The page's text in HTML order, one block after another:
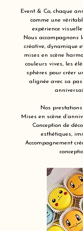
Event & Co, chaque
comme une
expérience
Nous accompagnons
créative, dynamique
mises en scène
couleurs vives, les
sphères pour créer
alignée avec sa
Nos
Mises en scène
Conception de
esthétiques,
Accompagnement